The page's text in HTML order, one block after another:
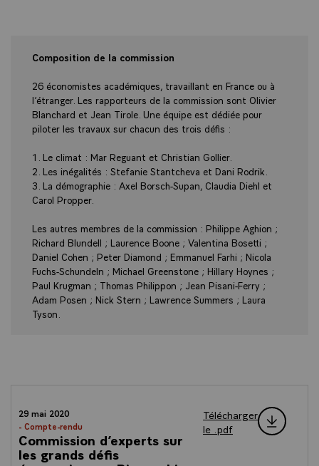
Composition de la commission
26 économistes académiques, travaillant en France ou à
l’étranger. Les rapporteurs de la commission sont Olivier
Blanchard et Jean Tirole. Une équipe est dédiée pour
piloter les travaux sur chacun des trois défis :
1. Le climat : Mar Reguant et Christian Gollier.
2. Les inégalités : Stefanie Stantcheva et Dani Rodrik.
3. La démographie : Axel Borsch-Supan, Claudia Diehl et
Carol Propper.
Les autres membres de la commission : Philippe Aghion ;
Richard Blundell ; Laurence Boone ; Valentina Bosetti ;
Daniel Cohen ; Peter Diamond ; Emmanuel Farhi ; Nicola
Fuchs-Schundeln ; Michael Greenstone ; Hillary Hoynes ;
Paul Krugman ; Thomas Philippon ; Jean Pisani-Ferry ;
Adam Posen ; Nick Stern ; Lawrence Summers ; Laura
Tyson.
29 mai 2020
- Compte-rendu
Commission d’experts sur
les grands défis
Télécharger
le .pdf